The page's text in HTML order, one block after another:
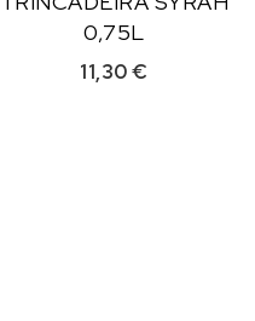
0,75L
11,30€